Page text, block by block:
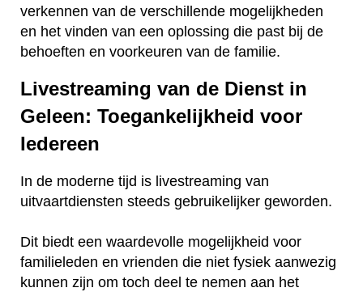
verkennen van de verschillende mogelijkheden
en het vinden van een oplossing die past bij de
behoeften en voorkeuren van de familie.
Livestreaming van de Dienst in
Geleen: Toegankelijkheid voor
Iedereen
In de moderne tijd is livestreaming van
uitvaartdiensten steeds gebruikelijker geworden.
Dit biedt een waardevolle mogelijkheid voor
familieleden en vrienden die niet fysiek aanwezig
kunnen zijn om toch deel te nemen aan het